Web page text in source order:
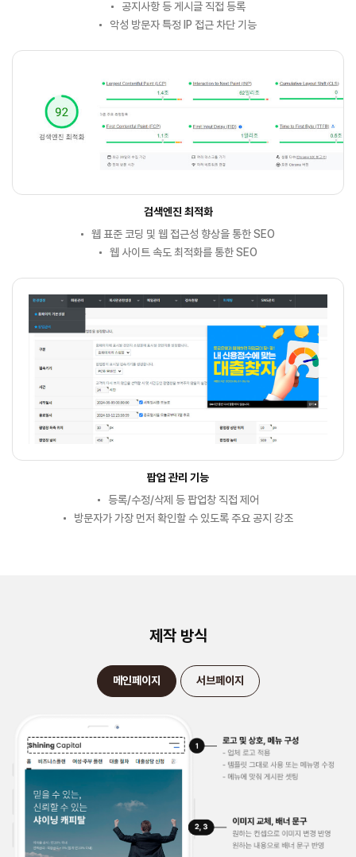
공지사항 등 게시글 직접 등록
악성 방문자 특정 IP 접근 차단 기능
검색엔진 최적화
웹 표준 코딩 및 웹 접근성 향상을 통한 SEO
웹 사이트 속도 최적화를 통한 SEO
팝업 관리 기능
등록/수정/삭제 등 팝업창 직접 제어
방문자가 가장 먼저 확인할 수 있도록 주요 공지 강조
제작 방식
메인페이지 서브페이지